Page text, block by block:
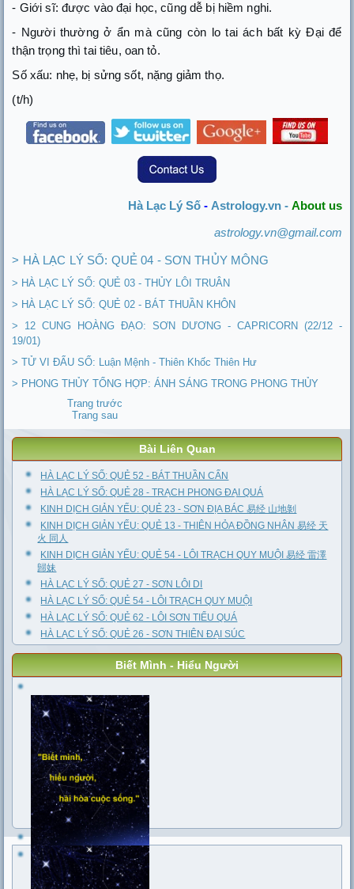
- Giới sĩ: được vào đại học, cũng dễ bị hiềm nghi.
- Người thường ở ẩn mà cũng còn lo tai ách bất kỳ Đại để
thận trọng thì tai tiêu, oan tỏ.
Số xấu: nhẹ, bị sửng sốt, nặng giảm thọ.
(t/h)
Hà Lạc Lý Số- Astrology.vn - About us
astrology.vn@gmail.com
> HÀ LẠC LÝ SỐ: QUẺ 04 - SƠN THỦY MÔNG
> HÀ LẠC LÝ SỐ: QUẺ 03 - THỦY LÔI TRUÂN
> HÀ LẠC LÝ SỐ: QUẺ 02 - BÁT THUẦN KHÔN
> 12 CUNG HOÀNG ĐẠO: SƠN DƯƠNG - CAPRICORN (22/12 -
19/01)
> TỬ VI ĐẨU SỐ: Luận Mệnh - Thiên Khốc Thiên Hư
> PHONG THỦY TỔNG HỢP: ÁNH SÁNG TRONG PHONG THỦY
Trang trước
Trang sau
Bài Liên Quan
HÀ LẠC LÝ SỐ: QUẺ 52 - BÁT THUẦN CẤN
HÀ LẠC LÝ SỐ: QUẺ 28 - TRẠCH PHONG ĐẠI QUÁ
KINH DỊCH GIẢN YẾU: QUẺ 23 - SƠN ĐỊA BÁC 易经 山地剝
KINH DỊCH GIẢN YẾU: QUẺ 13 - THIÊN HỎA ĐỒNG NHÂN 易经 天
火 同人
KINH DỊCH GIẢN YẾU: QUẺ 54 - LÔI TRẠCH QUY MUỘI 易经 雷澤
歸妹
HÀ LẠC LÝ SỐ: QUẺ 27 - SƠN LÔI DI
HÀ LẠC LÝ SỐ: QUẺ 54 - LÔI TRẠCH QUY MUỘI
HÀ LẠC LÝ SỐ: QUẺ 62 - LÔI SƠN TIỂU QUÁ
HÀ LẠC LÝ SỐ: QUẺ 26 - SƠN THIÊN ĐẠI SÚC
Biết Mình - Hiểu Người